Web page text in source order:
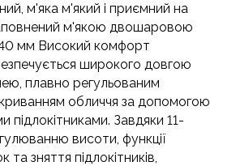
м'яка м'який і приємний на
м'якою двошаровою
мм Високий комфорт
широкого довгою
плавно регульованим
обличчя за допомогою
підлокітниками. Завдяки 11-
висоти, функції
та зняття підлокітників,